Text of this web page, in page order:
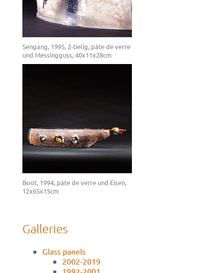
Sengang, 1995, 2-tielig, pâte de verre
und Messingguss, 40x11x28cm
Boot, 1994, pâte de verre und Eisen,
12x65x15cm
Galleries
Glass panels
2002-2019
1992-2001